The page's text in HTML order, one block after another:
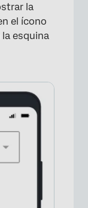
la
el ícono
esquina